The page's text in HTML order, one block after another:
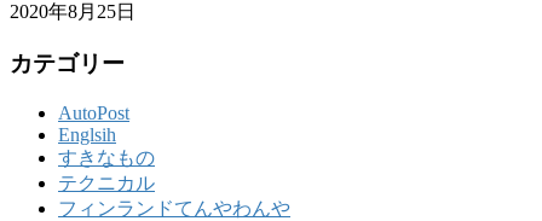
2020年8月25日
カテゴリー
AutoPost
Englsih
すきなもの
テクニカル
フィンランドてんやわんや